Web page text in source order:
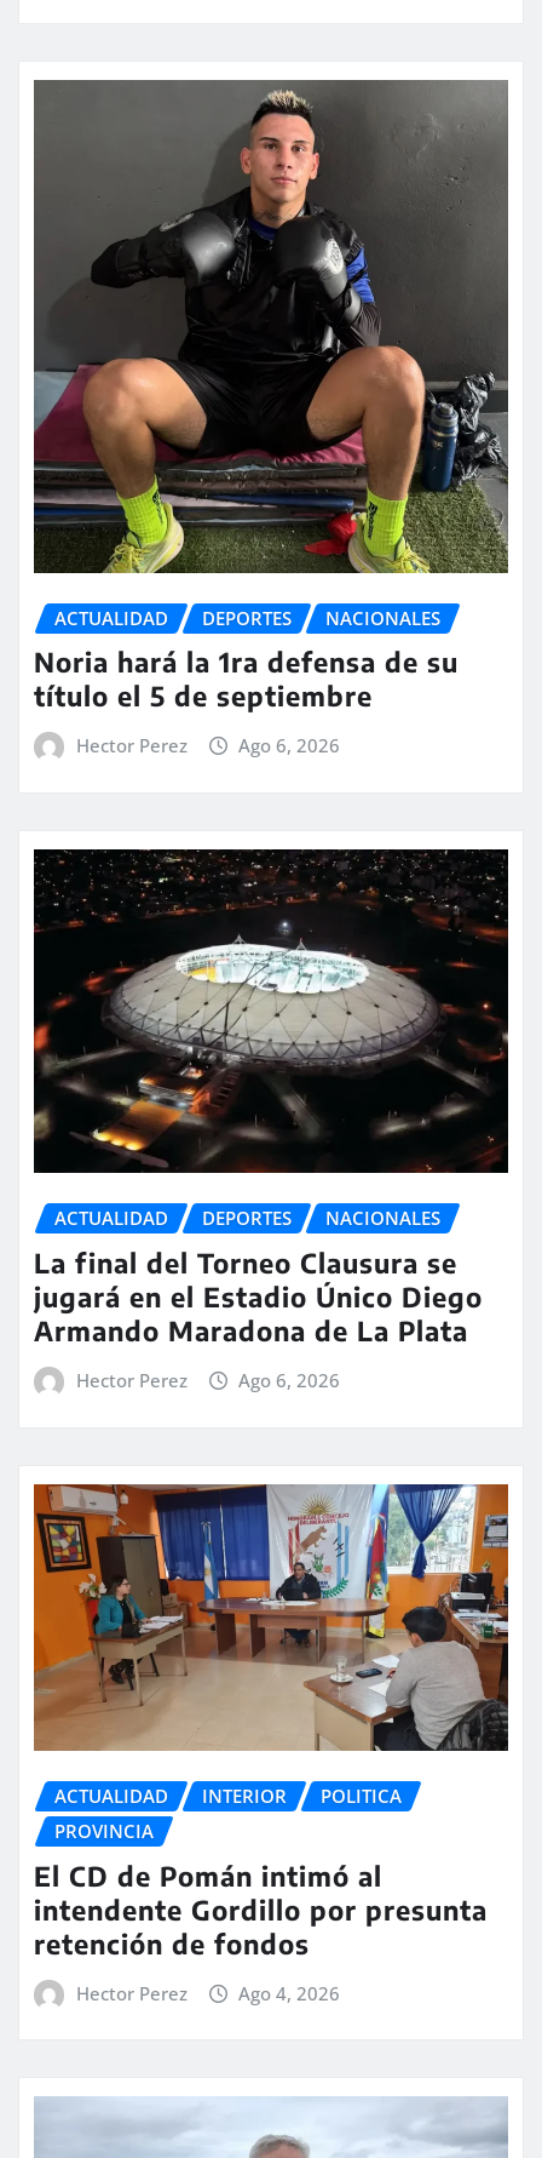
ACTUALIDAD DEPORTES NACIONALES
Noria hará la 1ra defensa de su
título el 5 de septiembre
Hector Perez Ago 6, 2026
ACTUALIDAD DEPORTES NACIONALES
La final del Torneo Clausura se
jugará en el Estadio Único Diego
Armando Maradona de La Plata
Hector Perez Ago 6, 2026
ACTUALIDAD INTERIOR
POLITICA
PROVINCIA
El CD de Pomán intimó al
intendente Gordillo por presunta
retención de fondos
Hector Perez Ago 4, 2026